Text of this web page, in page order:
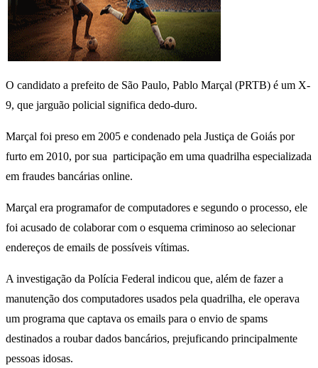
O candidato a prefeito de São Paulo, Pablo Marçal (PRTB) é um X-
9, que jarguão policial significa dedo-duro.
Marçal foi preso em 2005 e condenado pela Justiça de Goiás por
furto em 2010, por sua participação em uma quadrilha especializada
em fraudes bancárias online.
Marçal era programafor de computadores e segundo o processo, ele
foi acusado de colaborar com o esquema criminoso ao selecionar
endereços de emails de possíveis vítimas.
A investigação da Polícia Federal indicou que, além de fazer a
manutenção dos computadores usados pela quadrilha, ele operava
um programa que captava os emails para o envio de spams
destinados a roubar dados bancários, prejuficando principalmente
pessoas idosas.